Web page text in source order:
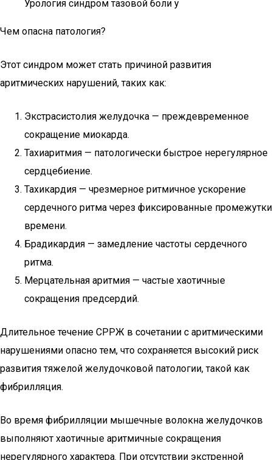
Урология синдром тазовой боли у
Чем опасна патология?
Этот синдром может стать причиной развития
аритмических нарушений, таких как:
Экстрасистолия желудочка — преждевременное
сокращение миокарда.
Тахиаритмия — патологически быстрое нерегулярное
сердцебиение.
Тахикардия — чрезмерное ритмичное ускорение
сердечного ритма через фиксированные промежутки
времени.
Брадикардия — замедление частоты сердечного
ритма.
Мерцательная аритмия — частые хаотичные
сокращения предсердий.
Длительное течение СРРЖ в сочетании с аритмическими
нарушениями опасно тем, что сохраняется высокий риск
развития тяжелой желудочковой патологии, такой как
фибрилляция.
Во время фибрилляции мышечные волокна желудочков
выполняют хаотичные аритмичные сокращения
нерегулярного характера. При отсутствии экстренной